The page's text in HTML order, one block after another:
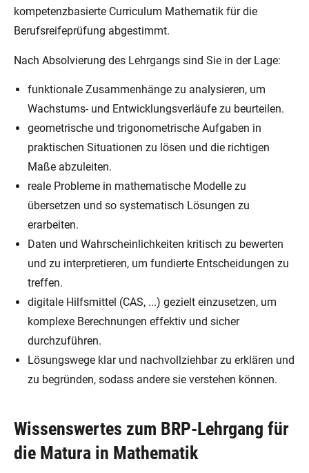
kompetenzbasierte Curriculum Mathematik für die
Berufsreifeprüfung abgestimmt.
Nach Absolvierung des Lehrgangs sind Sie in der Lage:
funktionale Zusammenhänge zu analysieren, um
Wachstums- und Entwicklungsverläufe zu beurteilen.
geometrische und trigonometrische Aufgaben in
praktischen Situationen zu lösen und die richtigen
Maße abzuleiten.
reale Probleme in mathematische Modelle zu
übersetzen und so systematisch Lösungen zu
erarbeiten.
Daten und Wahrscheinlichkeiten kritisch zu bewerten
und zu interpretieren, um fundierte Entscheidungen zu
treffen.
digitale Hilfsmittel (CAS, ...) gezielt einzusetzen, um
komplexe Berechnungen effektiv und sicher
durchzuführen.
Lösungswege klar und nachvollziehbar zu erklären und
zu begründen, sodass andere sie verstehen können.
Wissenswertes zum BRP-Lehrgang für
die Matura in Mathematik